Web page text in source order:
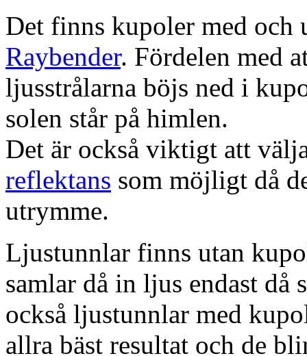
Det finns kupoler med och
Raybender. Fördelen med
ljusstrålarna böjs ned i
solen står på himlen.
Det är också viktigt att
reflektans som möjligt då
utrymme.
Ljustunnlar finns utan
samlar då in ljus endast då
också ljustunnlar med
allra bäst resultat och de